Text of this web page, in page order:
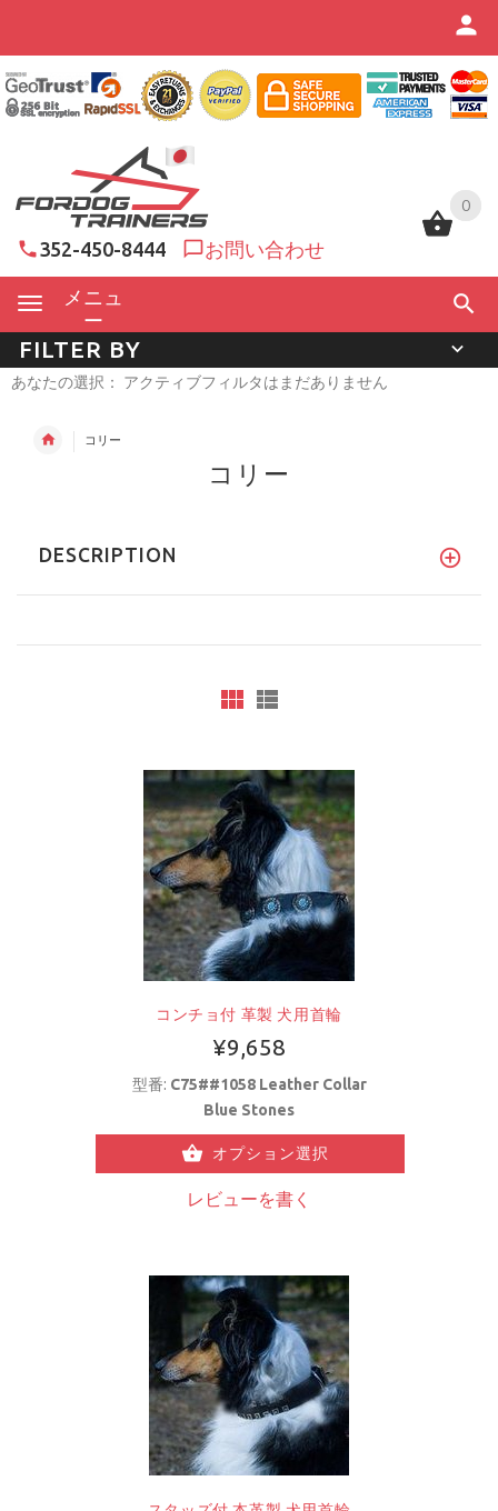
0
352-450-8444 お問い合わせ
メニュ
ー
0
FILTER BY
あなたの選択： アクティブフィルタはまだありません
コリー
コリー
DESCRIPTION
コンチョ付 革製 犬用首輪
¥9,658
型番: C75##1058 Leather Collar
Blue Stones
オプション選択
レビューを書く